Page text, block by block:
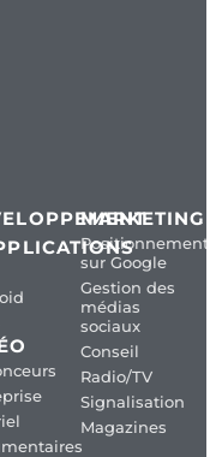
MARKETING
Positionnement
sur Google
Gestion des
médias
sociaux
Conseil
Radio/TV
Signalisation
Magazines